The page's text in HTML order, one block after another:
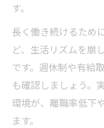
す。
長く働き続けるため
ど、生活リズムを崩
です。週休制や有給
も確認しましょう。
環境が、離職率低下
ます。